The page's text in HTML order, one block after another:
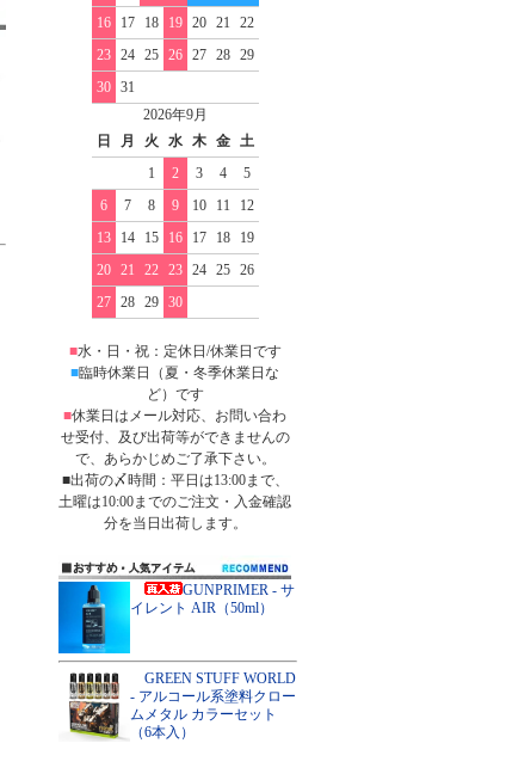
16
17 18 19 20 21
22
23
24 25 26 27 28
29
30
31
2026年9月
日
月 火 水 木 金
土
1
2 3 4
5
6
7 8 9 10 11
12
13
14 15 16 17 18
19
20
21 22 23 24 25
26
27
28 29 30
■水・日・祝：定休日/休業日です
■臨時休業日（夏・冬季休業日な
ど）です
■休業日はメール対応、お問い合わ
せ受付、及び出荷等ができませんの
で、あらかじめご了承下さい。
■出荷の〆時間：平日は13:00まで、
土曜は10:00までのご注文・入金確認
分を当日出荷します。
GUNPRIMER - サ
イレント AIR（50ml）
GREEN STUFF WORLD
- アルコール系塗料クロー
ムメタル カラーセット
（6本入）